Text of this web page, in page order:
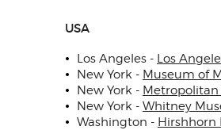
USA
Los Angeles - Los
New York - Museum of
New York -
New York - Whitney
Washington - Hirshhorn